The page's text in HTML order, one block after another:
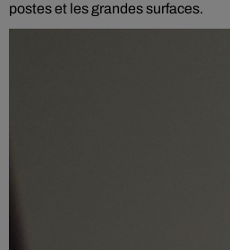
postes et les grandes surfaces.